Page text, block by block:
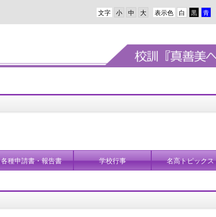
表示色
文字
各種申請書・報告書 学校行事 名高トピックス